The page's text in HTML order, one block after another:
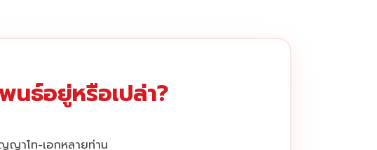
นธ์อยู่หรือเปล่า?
ญาโท-เอกหลายท่าน